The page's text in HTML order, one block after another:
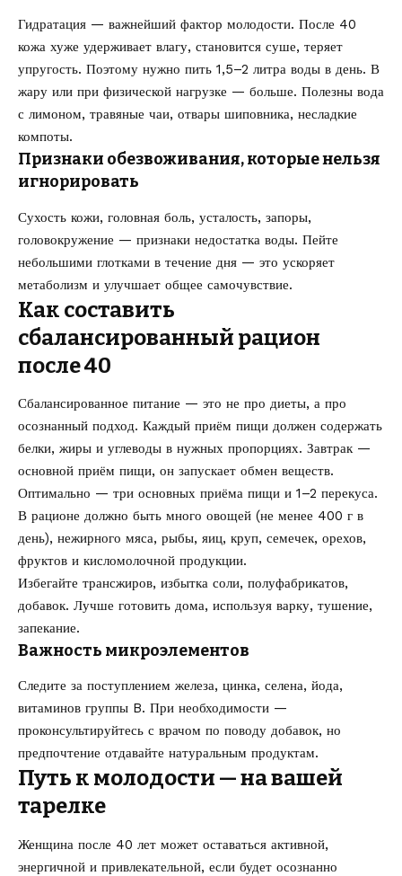
Гидратация — важнейший фактор молодости. После 40
кожа хуже удерживает влагу, становится суше, теряет
упругость. Поэтому нужно пить 1,5–2 литра воды в день. В
жару или при физической нагрузке — больше. Полезны вода
с лимоном, травяные чаи, отвары шиповника, несладкие
компоты.
Признаки обезвоживания, которые нельзя
игнорировать
Сухость кожи, головная боль, усталость, запоры,
головокружение — признаки недостатка воды. Пейте
небольшими глотками в течение дня — это ускоряет
метаболизм и улучшает общее самочувствие.
Как составить
сбалансированный рацион
после 40
Сбалансированное питание — это не про диеты, а про
осознанный подход. Каждый приём пищи должен содержать
белки, жиры и углеводы в нужных пропорциях. Завтрак —
основной приём пищи, он запускает обмен веществ.
Оптимально — три основных приёма пищи и 1–2 перекуса.
В рационе должно быть много овощей (не менее 400 г в
день), нежирного мяса, рыбы, яиц, круп, семечек, орехов,
фруктов и кисломолочной продукции.
Избегайте трансжиров, избытка соли, полуфабрикатов,
добавок. Лучше готовить дома, используя варку, тушение,
запекание.
Важность микроэлементов
Следите за поступлением железа, цинка, селена, йода,
витаминов группы B. При необходимости —
проконсультируйтесь с врачом по поводу добавок, но
предпочтение отдавайте натуральным продуктам.
Путь к молодости — на вашей
тарелке
Женщина после 40 лет может оставаться активной,
энергичной и привлекательной, если будет осознанно